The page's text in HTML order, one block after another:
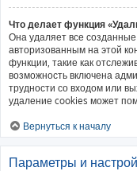
Что делает функция
Она удаляет все
авторизованным на этой
функции, такие как
возможность включена
трудности со входом или
удаление cookies может
Вернуться к началу
Параметры и